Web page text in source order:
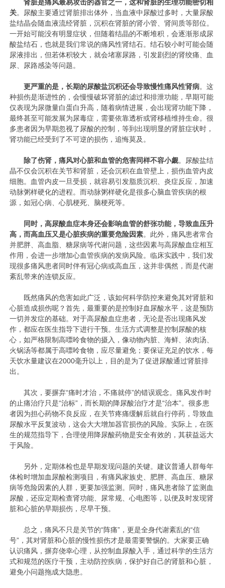
肾脏是痛风最易攻击的器官之一，这和肾脏的生理功能密切相
关。尿酸主要通过肾脏排出体外，当血液中尿酸过多时，大量尿酸
盐结晶会随血液流经肾脏，沉积在肾脏的肾小管、肾间质等部位。
一开始可能没有明显症状，但随着结晶的不断堆积，会逐渐形成尿
酸盐结石，也就是我们常说的痛风性肾结石。结石较小时可能会随
尿液排出，但若体积较大，就会堵塞尿路，引发剧烈的肾绞痛、血
尿、尿路感染等问题。
更严重的是，长期的尿酸盐沉积还会导致慢性痛风性肾病。这
种损伤是渐进性的，会慢慢破坏肾脏的滤过和排泄功能，早期可能
仅表现为尿微量白蛋白升高，随着病情进展，会出现肾功能下降，
最终甚至可能发展为尿毒症，需要依靠透析或肾移植维持生命。很
多患者因为早期忽视了尿酸的控制，等到出现明显的肾脏症状时，
肾功能已经受到了不可逆的损伤，追悔莫及。
除了伤肾，痛风对心脏和血管的危害同样不容小觑。尿酸盐结
晶不仅会沉积在关节和肾脏，还会沉积在血管壁上，损伤血管内皮
细胞。血管内皮一旦受损，就容易引发脂质沉积、炎症反应，加速
动脉粥样硬化的进程。而动脉粥样硬化是很多心脑血管疾病的根
源，如冠心病、心肌梗死、脑梗死等。
同时，高尿酸血症本身还会影响血管的舒张功能，导致血压升
高，而高血压又是心脏疾病的重要危险因素。此外，痛风患者常合
并肥胖、高血脂、糖尿病等代谢问题，这些因素与高尿酸血症相互
作用，会进一步增加心血管疾病的发病风险。临床实践中，我们发
现很多痛风患者同时伴有冠心病或高血压，这并非偶然，而是代谢
紊乱带来的连锁反应。
既然痛风的危害如此广泛，该如何科学防控来避免其对肾脏和
心脏造成损伤呢？首先，最重要的是控制好血尿酸水平，这是预防
一切并发症的基础。对于高尿酸血症患者，无论是否出现痛风发
作，都应在医生指导下进行干预。生活方式调整是控制尿酸的核
心，如严格限制高嘌呤食物的摄入，像动物内脏、海鲜、浓肉汤、
火锅汤等都属于高嘌呤食物，应尽量避免；要保证充足的饮水，每
天饮水量建议在2000毫升以上，目的是为了促进尿酸通过肾脏排
出。
其次，要摒弃“痛时才治，不痛就停”的错误观念。痛风发作时
的止痛治疗只是“治标”，而长期的降尿酸治疗才是“治本”。很多患
者因为担心药物不良反应，在关节疼痛缓解后就自行停药，导致血
尿酸水平反复波动，这会大大增加器官损伤的风险。实际上，在医
生的规范指导下，合理使用降尿酸药物是安全有效的，其获益远大
于风险。
另外，定期体检也是早期发现问题的关键。建议普通人群每年
体检时增加血尿酸检测项目，有痛风家族史、肥胖、高血压、糖尿
病等危险因素的人群，更要加强监测。同时，痛风患者除了监测血
尿酸，还应定期检查肾功能、尿常规、心电图等，以便及时发现肾
脏和心脏的早期损伤，尽早干预。
总之，痛风不只是关节的“阵痛”，更是全身代谢紊乱的“信
号”，其对肾脏和心脏的慢性损伤才是最需要警惕的。大家要正确
认识痛风，摒弃侥幸心理，从控制血尿酸入手，通过科学的生活方
式和规范的医疗干预，主动防控疾病，保护好自己的肾脏和心脏，
避免小问题拖成大隐患。